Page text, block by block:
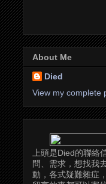
About Me
Died
View my complete
上頭是Died的聯絡
問、需求，想找我
動，各式疑難雜症